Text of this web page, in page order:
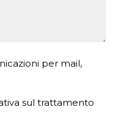
per mail,
sul trattamento